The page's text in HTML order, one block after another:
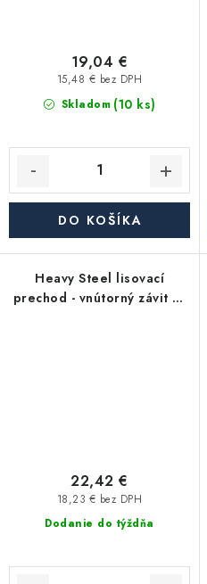
Skladom (10 ks)
15,48 € bez DPH
19,04 €
DO KOŠÍKA
Heavy Steel lisovací
prechod - vnútorný závit FF
Dodanie do týždňa
18,23 € bez DPH
22,42 €